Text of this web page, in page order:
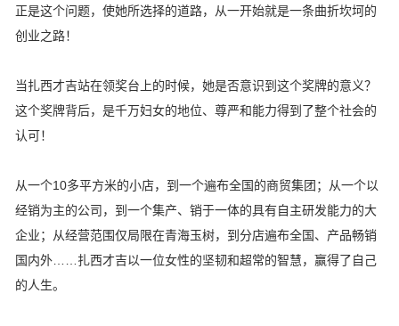
正是这个问题，使她所选择的道路，从一开始就是一条曲折坎坷的
创业之路！
当扎西才吉站在领奖台上的时候，她是否意识到这个奖牌的意义？
这个奖牌背后，是千万妇女的地位、尊严和能力得到了整个社会的
认可！
从一个10多平方米的小店，到一个遍布全国的商贸集团；从一个以
经销为主的公司，到一个集产、销于一体的具有自主研发能力的大
企业；从经营范围仅局限在青海玉树，到分店遍布全国、产品畅销
国内外……扎西才吉以一位女性的坚韧和超常的智慧，赢得了自己
的人生。